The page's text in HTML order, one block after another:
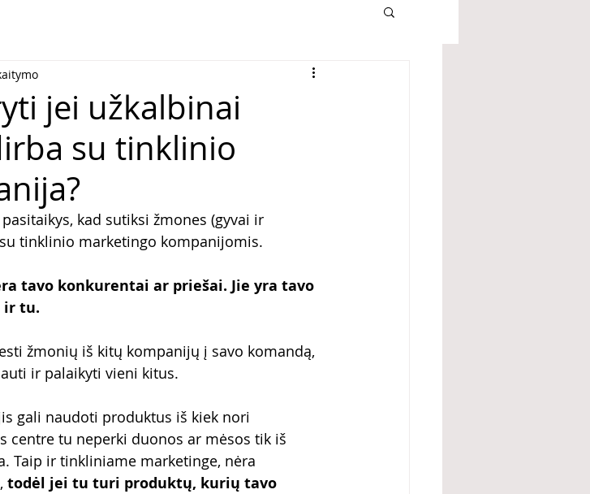
jei užkalbinai
su tinklinio
kad sutiksi žmones (gyvai ir
tinklinio marketingo kompanijomis.
tavo konkurentai ar priešai. Jie yra tavo
ir tu.
žmonių iš kitų kompanijų į savo komandą,
ir palaikyti vieni kitus.
gali naudoti produktus iš kiek nori
centre tu neperki duonos ar mėsos tik iš
Taip ir tinkliniame marketinge, nėra
todėl jei tu turi produktų, kurių tavo